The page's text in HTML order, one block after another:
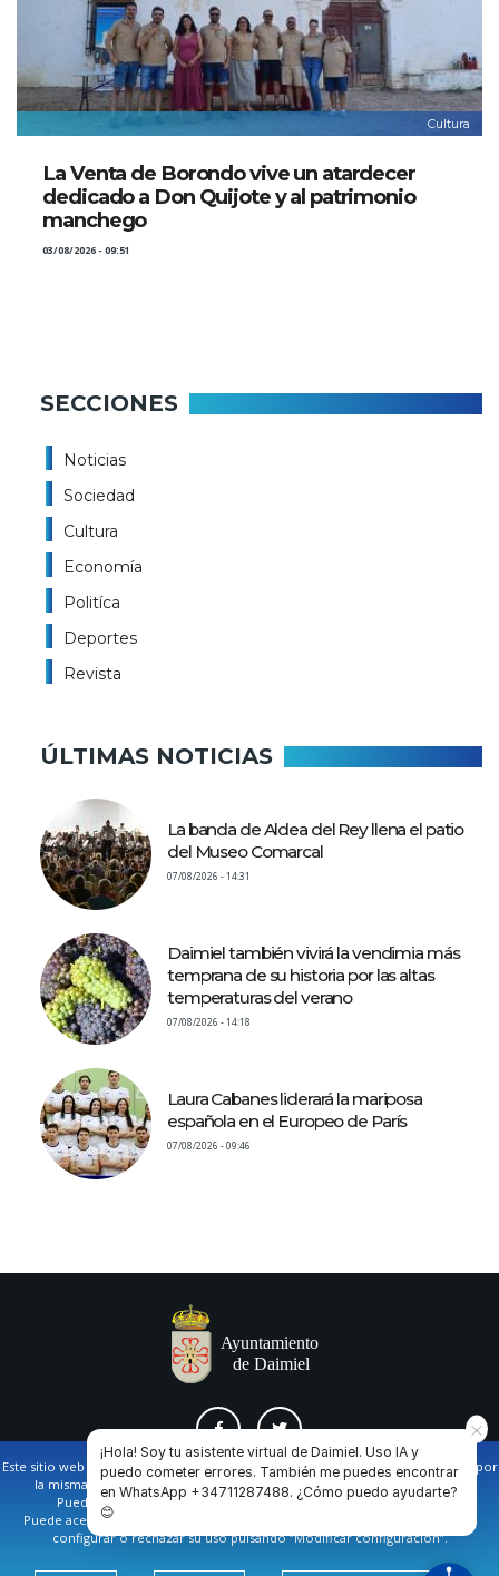
Cultura
La Venta de Borondo vive un atardecer
dedicado a Don Quijote y al patrimonio
manchego
03/08/2026 - 09:51
SECCIONES
Noticias
Sociedad
Cultura
Economía
Politíca
Deportes
Revista
ÚLTIMAS NOTICIAS
La banda de Aldea del Rey llena el patio
del Museo Comarcal
07/08/2026 - 14:31
Daimiel también vivirá la vendimia más
temprana de su historia por las altas
temperaturas del verano
07/08/2026 - 14:18
Laura Cabanes liderará la mariposa
española en el Europeo de París
07/08/2026 - 09:46
AVISO LEGAL Y POLÍTICA DE PRIVACIDAD COOKIES CONTACTO
Ayuntamiento de Daimiel. Casa Consistorial: Plaza de
España, 1
Este sitio web utiliza cookies propias y de terceros para facilitar la navegación por
la misma y obtener datos estadísticos de la navegación de los usuarios.
Puede obtener más información en nuestrapolítica de cookies
Puede aceptar todas las cookies pulsando en el botón de “Aceptar”, o bien
configurar o rechazar su uso pulsando “Modificar configuración”.
¡Hola! Soy tu asistente virtual de Daimiel. Uso IA y
puedo cometer errores. También me puedes encontrar
en WhatsApp +34711287488. ¿Cómo puedo ayudarte?
😊